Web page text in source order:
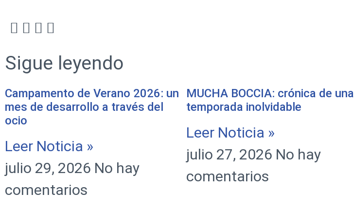
Sigue leyendo
Campamento de Verano 2026: un
mes de desarrollo a través del
ocio
Leer Noticia »
julio 29, 2026 No hay
comentarios
MUCHA BOCCIA: crónica de una
temporada inolvidable
Leer Noticia »
julio 27, 2026 No hay
comentarios